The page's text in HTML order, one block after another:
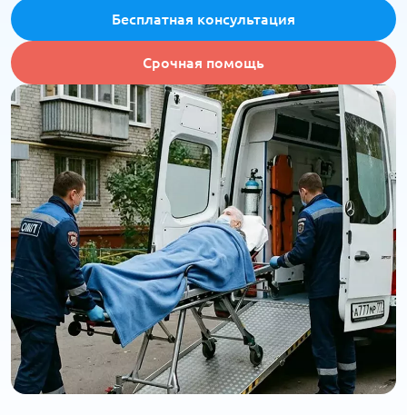
Бесплатная консультация
Срочная помощь